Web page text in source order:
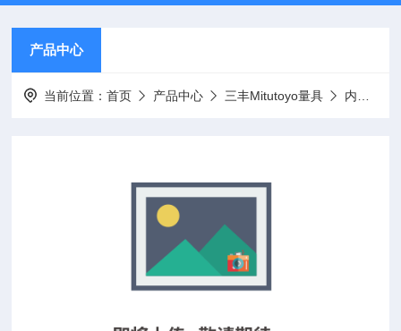
产品中心
当前位置：首页 产品中心 三丰Mitutoyo量具 内径表